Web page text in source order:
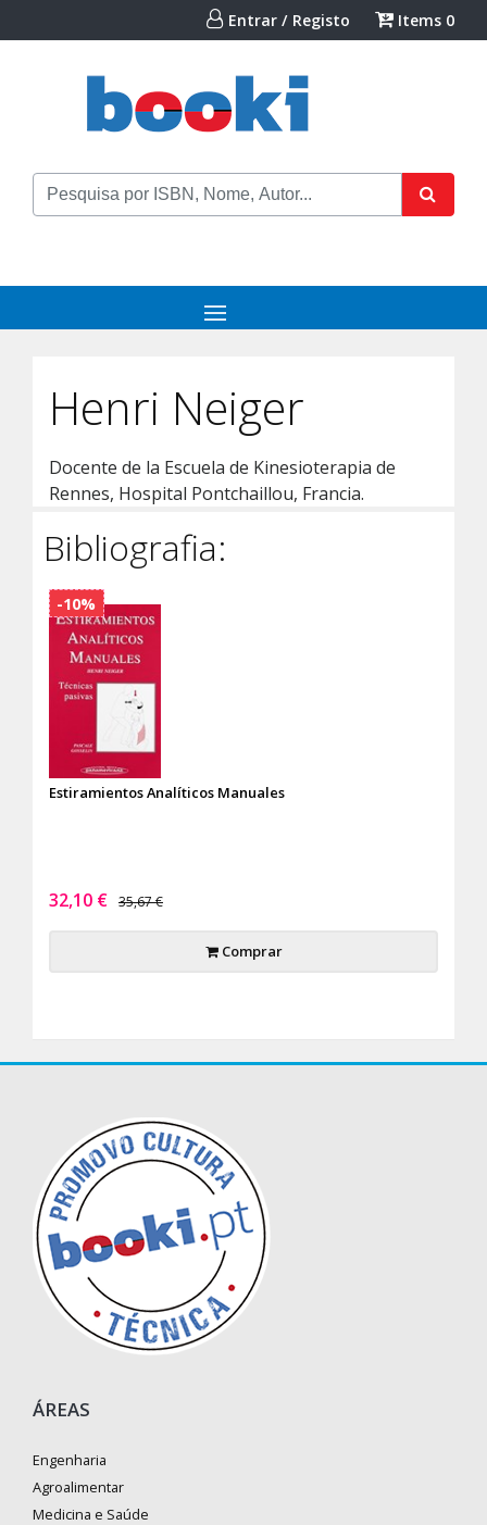
Entrar / Registo Items 0
Henri Neiger
Docente de la Escuela de Kinesioterapia de
Rennes, Hospital Pontchaillou, Francia.
Bibliografia:
Estiramientos Analíticos Manuales
32,10 € 35,67 €
Comprar
-10%
ÁREAS
Engenharia
Agroalimentar
Medicina e Saúde